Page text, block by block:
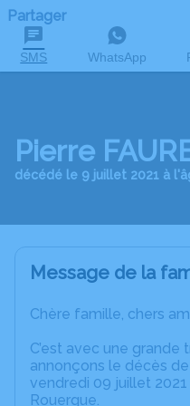
Partager
SMS WhatsApp
Pierre
décédé le 9 juillet 2021 à
Message de la
Chère famille, chers
C’est avec une grande
annonçons le décès
vendredi 09 juillet
Rouergue.